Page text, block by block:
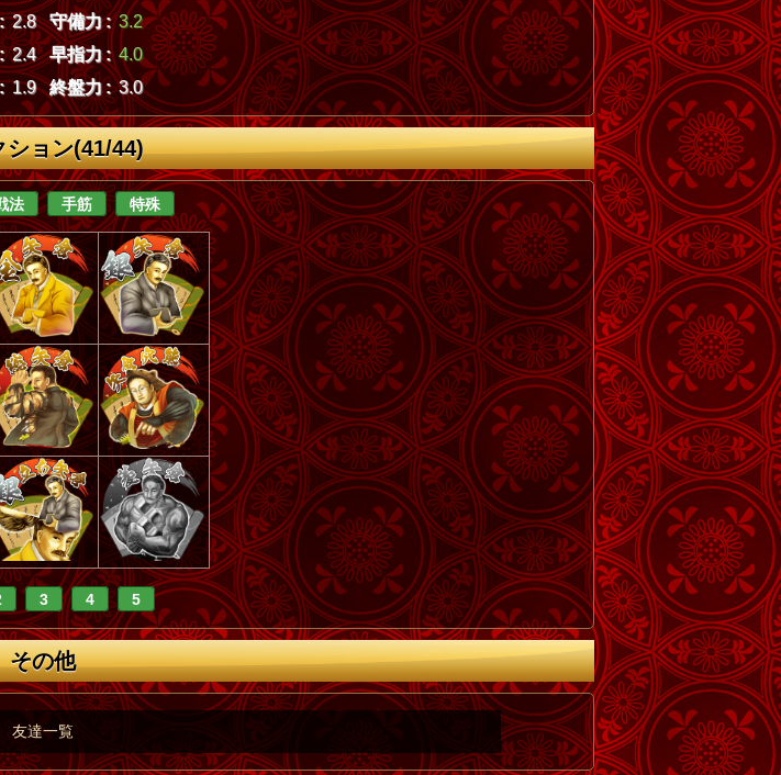
2.8 守備力 : 3.2
2.4 早指力 : 4.0
1.9 終盤力 : 3.0
ション(41/44)
法 手筋 特殊
3 4 5
その他
友達一覧